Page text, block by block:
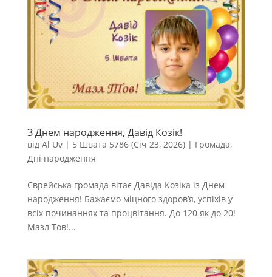
З Днем народження, Давід Козік!
від Al Uv| 5 Швата 5786 (Січ 23, 2026)| Громада,
Дні народження
Єврейська громада вітає Давіда Козіка із Днем
народження! Бажаємо міцного здоров’я, успіхів у
всіх починаннях та процвітання. До 120 як до 20!
Мазл Тов!...